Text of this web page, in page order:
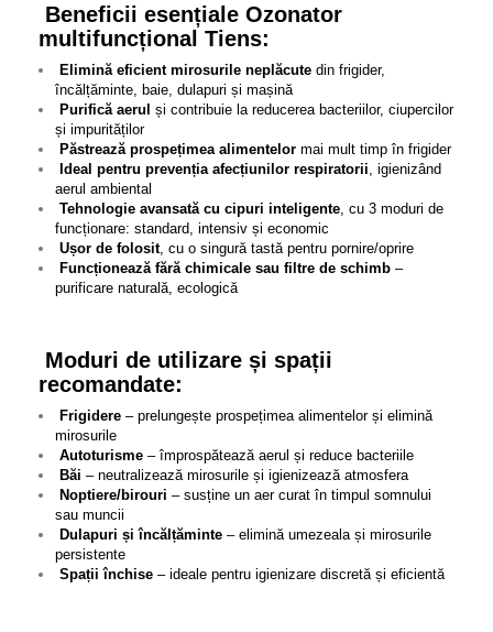
Beneficii esențiale Ozonator
multifuncțional Tiens:
Elimină eficient mirosurile neplăcute din frigider,
încălțăminte, baie, dulapuri și mașină
Purifică aerul și contribuie la reducerea bacteriilor, ciupercilor
și impurităților
Păstrează prospețimea alimentelor mai mult timp în frigider
Ideal pentru prevenția afecțiunilor respiratorii , igienizând
aerul ambiental
Tehnologie avansată cu cipuri inteligente , cu 3 moduri de
funcționare: standard, intensiv și economic
Ușor de folosit, cu o singură tastă pentru pornire/oprire
Funcționează fără chimicale sau filtre de schimb –
purificare naturală, ecologică
Moduri de utilizare și spații
recomandate:
Frigidere – prelungește prospețimea alimentelor și elimină
mirosurile
Autoturisme – împrospătează aerul și reduce bacteriile
Băi – neutralizează mirosurile și igienizează atmosfera
Noptiere/birouri – susține un aer curat în timpul somnului
sau muncii
Dulapuri și încălțăminte – elimină umezeala și mirosurile
persistente
Spații închise – ideale pentru igienizare discretă și eficientă